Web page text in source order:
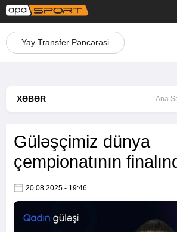
Yay Transfer Pəncərəsi
XƏBƏR Ana
Güləşçimiz dünya
çempionatının
20.08.2025 - 19:46